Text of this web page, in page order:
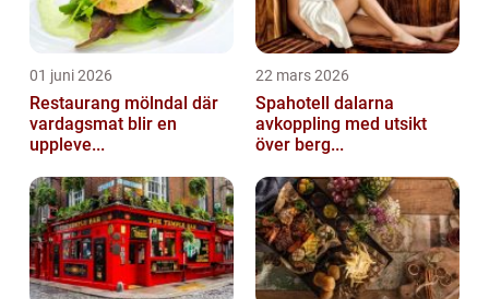
01 juni 2026
Restaurang mölndal där
vardagsmat blir en
uppleve...
22 mars 2026
Spahotell dalarna
avkoppling med utsikt
över berg...